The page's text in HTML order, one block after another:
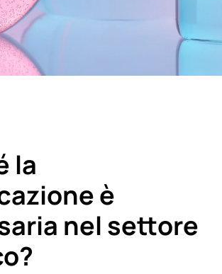
la
è
nel settore